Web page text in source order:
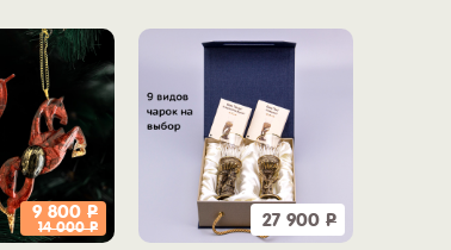
9 800 Р
14 000Р 27 900 Р